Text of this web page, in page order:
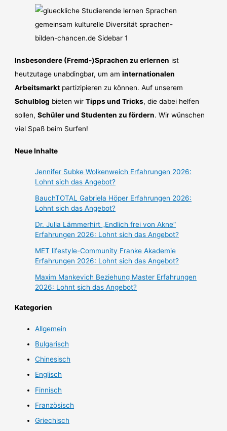
Insbesondere (Fremd-)Sprachen zu erlernen ist
heutzutage unabdingbar, um aminternationalen
Arbeitsmarkt partizipieren zu können. Auf unserem
Schulblog bieten wirTipps und Tricks, die dabei helfen
sollen,Schüler und Studenten zu fördern. Wir wünschen
viel Spaß beim Surfen!
Neue Inhalte
Jennifer Subke Wolkenweich Erfahrungen 2026:
Lohnt sich das Angebot?
BauchTOTAL Gabriela Höper Erfahrungen 2026:
Lohnt sich das Angebot?
Dr. Julia Lämmerhirt „Endlich frei von Akne“
Erfahrungen 2026: Lohnt sich das Angebot?
MET lifestyle-Community Franke Akademie
Erfahrungen 2026: Lohnt sich das Angebot?
Maxim Mankevich Beziehung Master Erfahrungen
2026: Lohnt sich das Angebot?
Kategorien
Allgemein
Bulgarisch
Chinesisch
Englisch
Finnisch
Französisch
Griechisch